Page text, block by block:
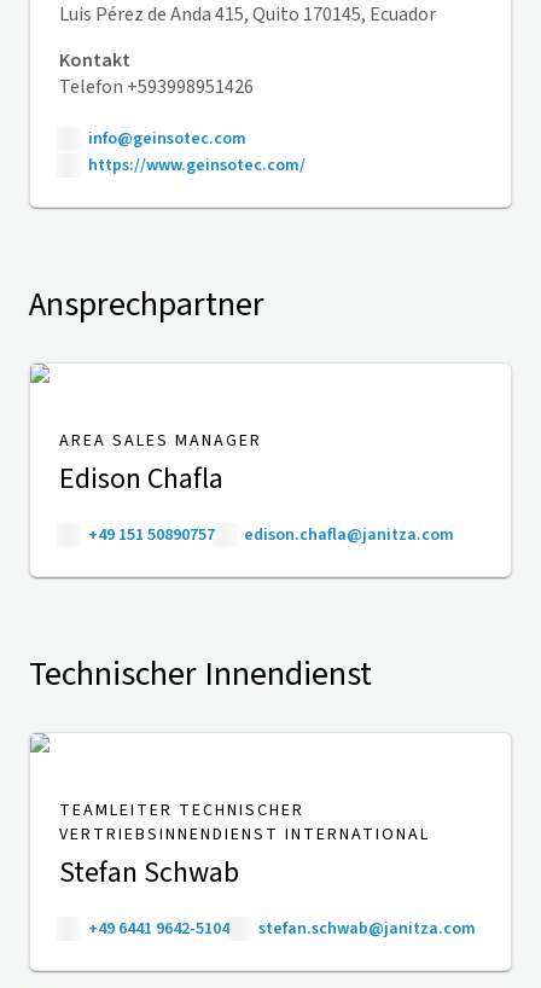
Luis Pérez de Anda 415, Quito 170145, Ecuador
Kontakt
Telefon +593998951426
info@geinsotec.com
https://www.geinsotec.com/
Ansprechpartner
AREA SALES MANAGER
Edison Chafla
+49 151 50890757 edison.chafla@janitza.com
Technischer Innendienst
TEAMLEITER TECHNISCHER
VERTRIEBSINNENDIENST INTERNATIONAL
Stefan Schwab
+49 6441 9642-5104 stefan.schwab@janitza.com